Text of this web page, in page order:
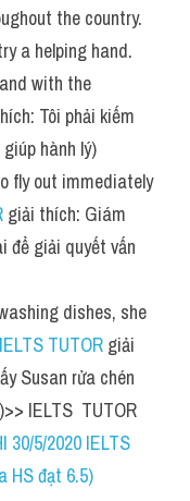
the country.
a helping hand.
with the
Tôi phải kiếm
hành lý)
fly out immediately
giải thích: Giám
để giải quyết vấn
dishes, she
IELTS TUTOR giải
Susan rửa chén
IELTS  TUTOR
30/5/2020 IELTS
HS đạt 6.5)